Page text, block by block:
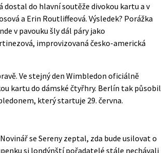
do hlavní soutěže divokou kartu a v
a Erin Routliffeová. Výsledek? Porážka
v pavouku šly dál páry jako
improvizovaná česko-americká
Ve stejný den Wimbledonoficiálně
kartu do dámské čtyřhry. Berlín tak působil
který startuje 29. června.
se Sereny zeptal, zda bude usilovat o
si londýnští pořadatelé stále nechávali